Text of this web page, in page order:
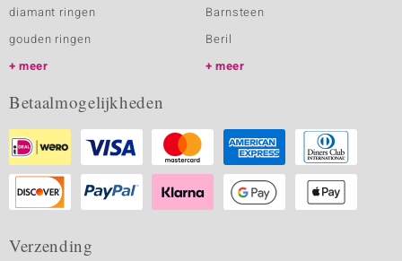
diamant ringen
gouden ringen
meer
Barnsteen
Beril
meer
Betaalmogelijkheden
Verzending